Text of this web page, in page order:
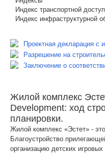
Индекс транспортной
Индекс инфраструктурной
Проектная декларация с
Разрешение на
Заключение о
Жилой комплекс
Development: ход
планировки.
Жилой комплекс «Эстет» -
Благоустройство
организацию детских